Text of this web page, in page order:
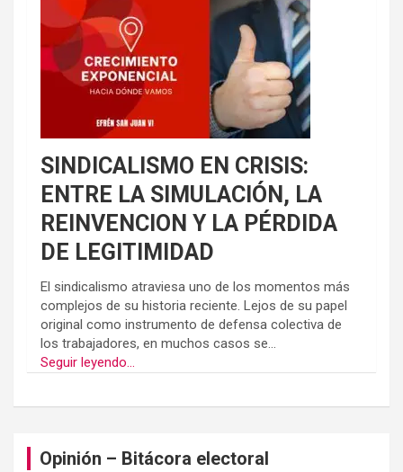
SINDICALISMO EN CRISIS:
ENTRE LA SIMULACIÓN, LA
REINVENCION Y LA PÉRDIDA
DE LEGITIMIDAD
El sindicalismo atraviesa uno de los momentos más
complejos de su historia reciente. Lejos de su papel
original como instrumento de defensa colectiva de
los trabajadores, en muchos casos se...
Seguir leyendo...
Opinión – Bitácora electoral